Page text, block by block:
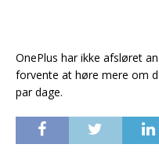
OnePlus har ikke afsløret
forvente at høre mere om
par dage.